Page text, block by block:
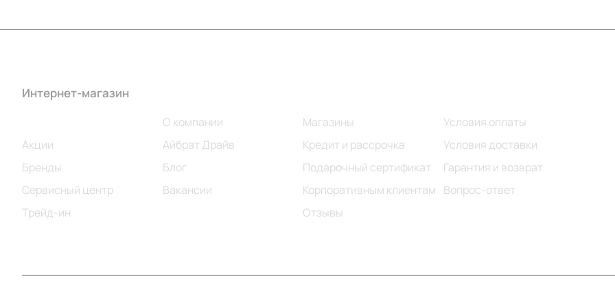
Интернет-магазин
Акции
Бренды
Сервисный центр
Трейд-ин
О компании
Айбрат Драйв
Блог
Вакансии
Магазины
Кредит и рассрочка
Подарочный сертификат
Корпоративным клиентам
Отзывы
Условия оплаты
Условия доставки
Гарантия и возврат
Вопрос-ответ